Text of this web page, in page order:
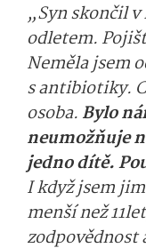
„Syn skončil
odletem.
Neměla jsem
s antibiotiky.
osoba. Bylo
neumožňuje
jedno dítě.
I když jsem
menší než
zodpovědnost